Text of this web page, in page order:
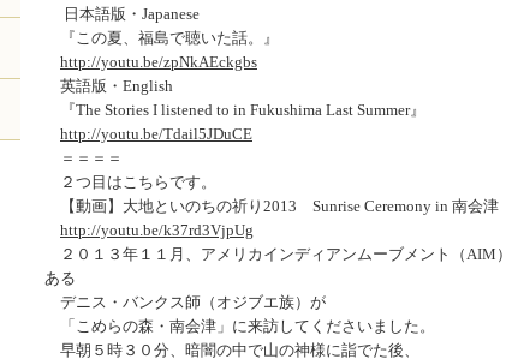
日本語版・Japanese
『この夏、福島で聴いた話。』
http://youtu.be/zpNkAEckgbs
英語版・English
『The Stories I listened to in Fukushima Last Summer』
http://youtu.be/Tdail5JDuCE
＝＝＝＝
２つ目はこちらです。
【動画】大地といのちの祈り2013 Sunrise Ceremony in 南会津
http://youtu.be/k37rd3VjpUg
２０１３年１１月、アメリカインディアンムーブメント（AIM
ある
デニス・バンクス師（オジブエ族）が
「こめらの森・南会津」に来訪してくださいました。
早朝５時３０分、暗闇の中で山の神様に詣でた後、